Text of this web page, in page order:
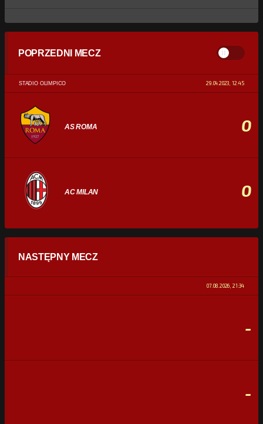
POPRZEDNI MECZ
STADIO OLIMPICO 29.04.2023, 12:45
AS ROMA 0
AC MILAN 0
STATYSTYKI
0% 100%
NASTĘPNY MECZ
07.08.2026, 21:34
-
-